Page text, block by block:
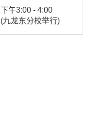
下午3:00 - 4:00
(九龙东分校举行)